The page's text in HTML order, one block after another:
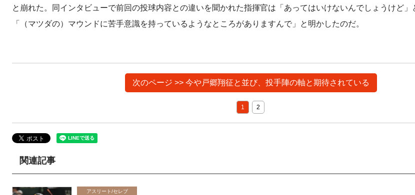
と崩れた。同インタビューで前回の投球内容との違いを聞かれた指揮官は「あってはいけないんでしょうけど」
「（マツダの）マウンドに苦手意識を持っているようなところがありますんで」と明かしたのだ。
次のページ >> 今や戸郷翔征と並び、投手陣の軸と期待されている
1 2
関連記事
アスリート/セレブ